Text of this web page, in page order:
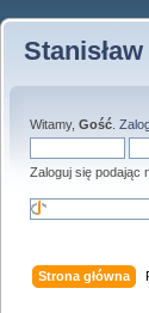
Witamy, Gość
Zaloguj się podając
Strona główna